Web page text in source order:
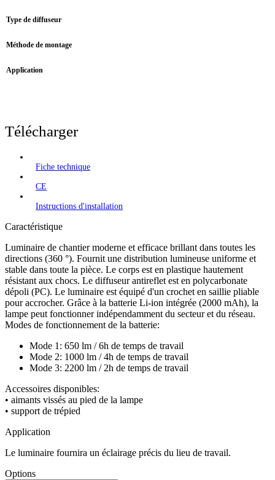
Type de diffuseur
Méthode de montage
Application
Télécharger
Fiche technique
CE
Instructions d'installation
Caractéristique
Luminaire de chantier moderne et efficace brillant dans toutes les
directions (360 °). Fournit une distribution lumineuse uniforme et
stable dans toute la pièce. Le corps est en plastique hautement
résistant aux chocs. Le diffuseur antireflet est en polycarbonate
dépoli (PC). Le luminaire est équipé d'un crochet en saillie pliable
pour accrocher. Grâce à la batterie Li-ion intégrée (2000 mAh), la
lampe peut fonctionner indépendamment du secteur et du réseau.
Modes de fonctionnement de la batterie:
Mode 1: 650 lm / 6h de temps de travail
Mode 2: 1000 lm / 4h de temps de travail
Mode 3: 2200 lm / 2h de temps de travail
Accessoires disponibles:
• aimants vissés au pied de la lampe
• support de trépied
Application
Le luminaire fournira un éclairage précis du lieu de travail.
Options